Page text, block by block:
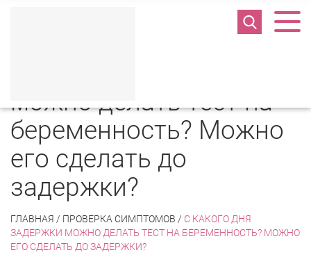
можно делать тест на
беременность? Можно
его сделать до
задержки?
ГЛАВНАЯ / ПРОВЕРКА СИМПТОМОВ / С КАКОГО ДНЯ
ЗАДЕРЖКИ МОЖНО ДЕЛАТЬ ТЕСТ НА БЕРЕМЕННОСТЬ? МОЖНО
ЕГО СДЕЛАТЬ ДО ЗАДЕРЖКИ?